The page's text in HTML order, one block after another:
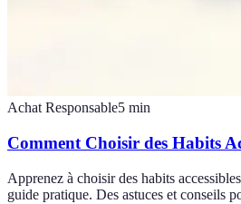
Achat Responsable5 min
Comment Choisir des Habits
Apprenez à choisir des habits
guide pratique. Des astuces et conseils